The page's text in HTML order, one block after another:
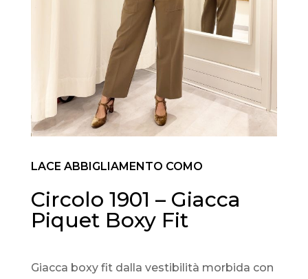
LACE ABBIGLIAMENTO COMO
Circolo 1901 – Giacca
Piquet Boxy Fit
Giacca boxy fit dalla vestibilità morbida con